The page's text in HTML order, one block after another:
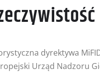
dyrektywa
Urząd Nadzoru